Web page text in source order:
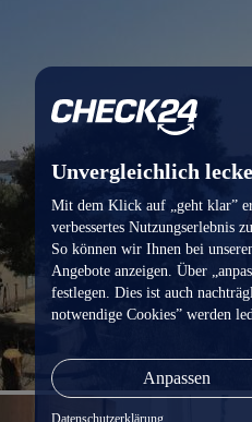
Unvergleichlich
Mit dem Klick auf „geht klar”
verbessertes Nutzungserlebnis
So können wir Ihnen bei
Angebote anzeigen. Über
festlegen. Dies ist auch
notwendige Cookies” werden
Anpassen
Datenschutzerklärung